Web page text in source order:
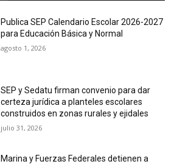
Publica SEP Calendario Escolar 2026-2027
para Educación Básica y Normal
agosto 1, 2026
SEP y Sedatu firman convenio para dar
certeza jurídica a planteles escolares
construidos en zonas rurales y ejidales
julio 31, 2026
Marina y Fuerzas Federales detienen a